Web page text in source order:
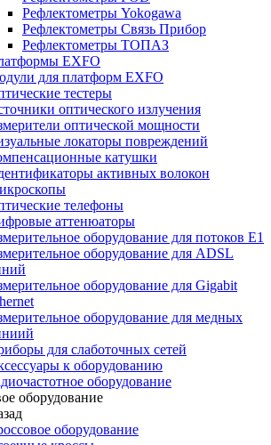
Рефлектометры Yokogawa
Рефлектометры Связь Прибор
Рефлектометры ТОПАЗ
EXFO
для платформ EXFO
тестеры
оптического излучения
оптической мощности
локаторы повреждений
катушки
активных волокон
телефоны
аттенюаторы
оборудование для потоков Е1
оборудование для ADSL
оборудование для Gigabit
оборудование для медных
для слаботочных сетей
к оборудованию
оборудование
оборудование
оборудование